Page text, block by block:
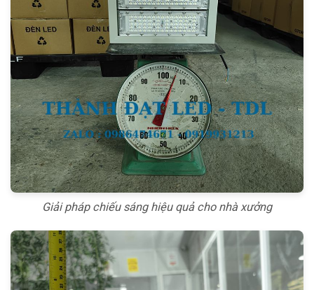
Giải pháp chiếu sáng hiệu quả cho nhà xưởng